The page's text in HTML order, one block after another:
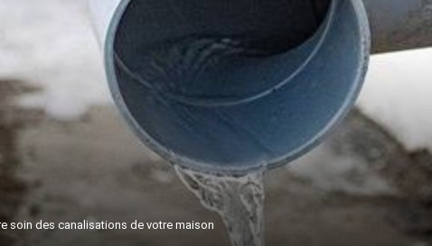
soin des canalisations de votre maison